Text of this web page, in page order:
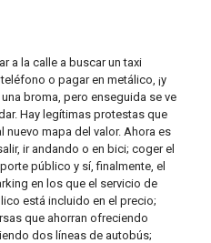
a la calle a buscar un taxi
o pagar en metálico, ¡y
broma, pero enseguida se ve
Hay legítimas protestas que
mapa del valor. Ahora es
ir andando o en bici; coger el
público y sí, finalmente, el
en los que el servicio de
está incluido en el precio;
que ahorran ofreciendo
dos líneas de autobús;